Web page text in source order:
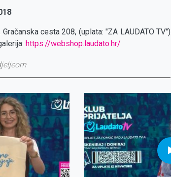
cesta 208, (uplata: "ZA LAUDATO TV")
https://webshop.laudato.hr/